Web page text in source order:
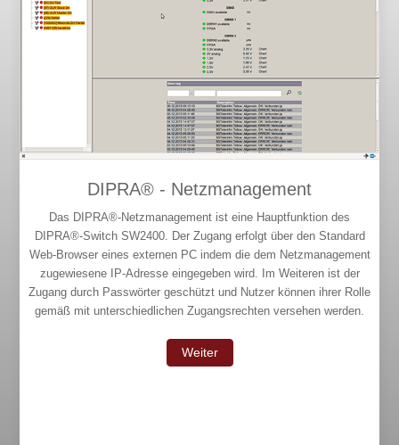
DIPRA® - Netzmanagement
Das DIPRA®-Netzmanagement ist eine Hauptfunktion des
DIPRA®-Switch SW2400. Der Zugang erfolgt über den Standard
Web-Browser eines externen PC indem die dem Netzmanagement
zugewiesene IP-Adresse eingegeben wird. Im Weiteren ist der
Zugang durch Passwörter geschützt und Nutzer können ihrer Rolle
gemäß mit unterschiedlichen Zugangsrechten versehen werden.
Weiter